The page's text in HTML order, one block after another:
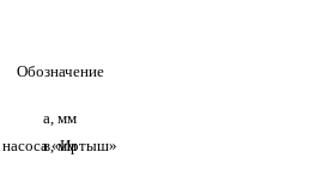
Обозначение
а, мм
в, мм
насоса «Иртыш»